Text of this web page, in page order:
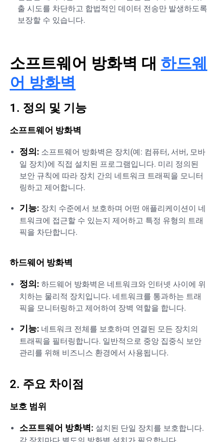
출 시도를 차단하고 합법적인 데이터 전송만 발생하도록
보장할 수 있습니다.
소프트웨어 방화벽 대 하드웨
어 방화벽
1. 정의 및 기능
소프트웨어 방화벽
정의: 소프트웨어 방화벽은 장치(예: 컴퓨터, 서버, 모바
일 장치)에 직접 설치된 프로그램입니다. 미리 정의된
보안 규칙에 따라 장치 간의 네트워크 트래픽을 모니터
링하고 제어합니다.
기능: 장치 수준에서 보호하며 어떤 애플리케이션이 네
트워크에 접근할 수 있는지 제어하고 특정 유형의 트래
픽을 차단합니다.
하드웨어 방화벽
정의: 하드웨어 방화벽은 네트워크와 인터넷 사이에 위
치하는 물리적 장치입니다. 네트워크를 통과하는 트래
픽을 모니터링하고 제어하여 장벽 역할을 합니다.
기능: 네트워크 전체를 보호하며 연결된 모든 장치의
트래픽을 필터링합니다. 일반적으로 중앙 집중식 보안
관리를 위해 비즈니스 환경에서 사용됩니다.
2. 주요 차이점
보호 범위
소프트웨어 방화벽: 설치된 단일 장치를 보호합니다.